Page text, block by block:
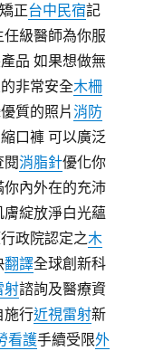
正台中民宿記
任級醫師為你服
品 如果想做無
非常安全木柵
質的照片消防
口褲 可以廣泛
閱消脂針優化你
內外在的充沛
膚綻放淨白光蘊
政院認定之木
翻譯全球創新科
射諮詢及醫療資
施行近視雷射新
看護手續受限外